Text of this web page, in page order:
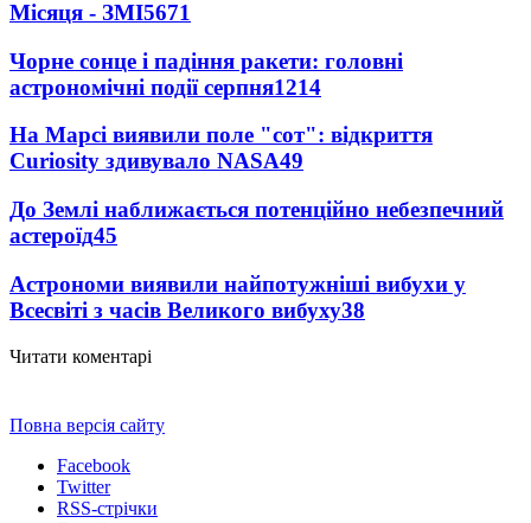
Місяця - ЗМІ5671
Чорне сонце і падіння ракети: головні
астрономічні події серпня1214
На Марсі виявили поле "сот": відкриття
Curiosity здивувало NASA49
До Землі наближається потенційно небезпечний
астероїд45
Астрономи виявили найпотужніші вибухи у
Всесвіті з часів Великого вибуху38
Читати коментарі
Повна версія сайту
Facebook
Twitter
RSS-стрічки